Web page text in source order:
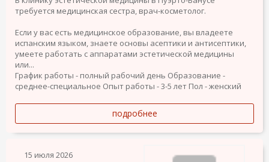
требуется медицинская сестра, врач-косметолог.
Если у вас есть медицинское образование, вы владеете
испанским языком, знаете основы асептики и антисептики,
умеете работать с аппаратами эстетической медицины
или...
График работы - полный рабочий день Образование -
среднее-специальное Опыт работы - 3-5 лет Пол - женский
подробнее
15 июля 2026